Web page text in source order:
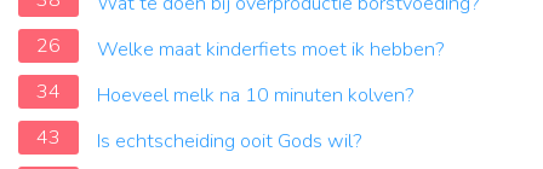
26
Welke maat kinderfiets moet ik hebben?
34
Hoeveel melk na 10 minuten kolven?
43
Is echtscheiding ooit Gods wil?